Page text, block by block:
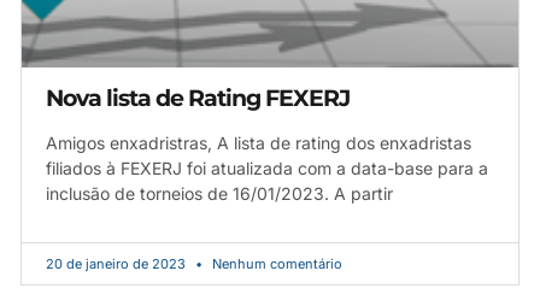
Nova lista de Rating FEXERJ
Amigos enxadristras, A lista de rating dos enxadristas
filiados à FEXERJ foi atualizada com a data-base para a
inclusão de torneios de 16/01/2023. A partir
20 de janeiro de 2023 Nenhum comentário